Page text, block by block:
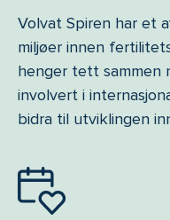
Volvat Spiren har et
miljøer innen
henger tett sammen
involvert i
bidra til utviklingen